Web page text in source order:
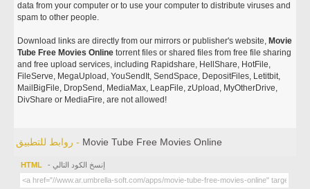
data from your computer or to use your computer to distribute viruses and
spam to other people.
Download links are directly from our mirrors or publisher's website, Movie
Tube Free Movies Online torrent files or shared files from free file sharing
and free upload services, including Rapidshare, HellShare, HotFile,
FileServe, MegaUpload, YouSendIt, SendSpace, DepositFiles, Letitbit,
MailBigFile, DropSend, MediaMax, LeapFile, zUpload, MyOtherDrive,
DivShare or MediaFire, are not allowed!
روابط للتطبيق - Movie Tube Free Movies Online
HTML - إنسخ الكود التالي